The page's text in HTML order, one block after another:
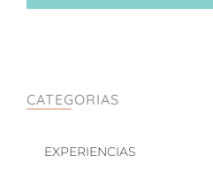
CATEGORIAS
EXPERIENCIAS